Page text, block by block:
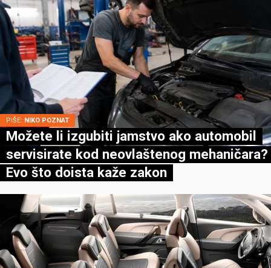
PIŠE: NIKO POZNAT
Možete li izgubiti jamstvo ako automobil
servisirate kod neovlaštenog mehaničara?
Evo što doista kaže zakon